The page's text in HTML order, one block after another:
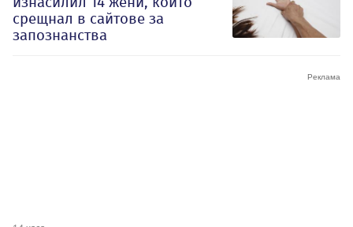
срещнал в сайтове за
запознанства